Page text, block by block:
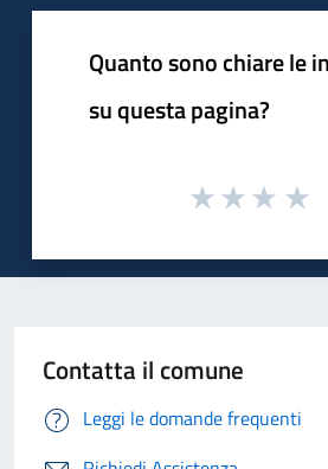
Quanto sono chiare le
su questa pagina?
Contatta il comune
Leggi le domande frequenti